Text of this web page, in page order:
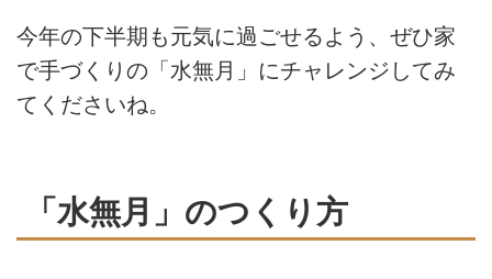
今年の下半期も元気に過ごせるよう、ぜひ家
で手づくりの「水無月」にチャレンジしてみ
てくださいね。
「水無月」のつくり方